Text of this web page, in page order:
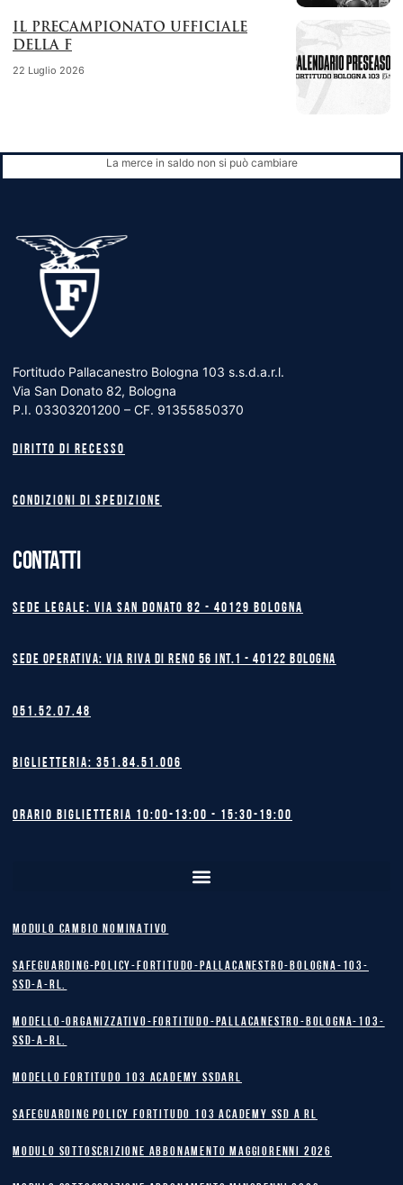
IL PRECAMPIONATO UFFICIALE
DELLA F
22 Luglio 2026
La merce in saldo non si può cambiare
Fortitudo Pallacanestro Bologna 103 s.s.d.a.r.l.
Via San Donato 82, Bologna
P.I. 03303201200 – CF. 91355850370
Diritto di recesso
Condizioni di spedizione
CONTATTI
Sede legale: Via San Donato 82 - 40129 BOLOGNA
Sede operativa: Via Riva di Reno 56 int.1 - 40122 BOLOGNA
051.52.07.48
Biglietteria: 351.84.51.006
Orario biglietteria 10:00-13:00 - 15:30-19:00
MODULO CAMBIO NOMINATIVO
safeguarding-policy-Fortitudo-Pallacanestro-Bologna-103-
SSD-A-RL.
Modello-Organizzativo-Fortitudo-Pallacanestro-Bologna-103-
SSD-A-RL.
MODELLO FORTITUDO 103 ACADEMY SSDARL
safeguarding policy Fortitudo 103 Academy SSD A RL
MODULO SOTTOSCRIZIONE ABBONAMENTO MAGGIORENNI 2026